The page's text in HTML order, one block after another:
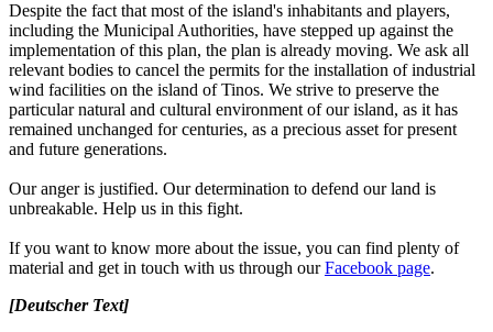
Despite the fact that most of the island's inhabitants and players,
including the Municipal Authorities, have stepped up against the
implementation of this plan, the plan is already moving. We ask all
relevant bodies to cancel the permits for the installation of industrial
wind facilities on the island of Tinos. We strive to preserve the
particular natural and cultural environment of our island, as it has
remained unchanged for centuries, as a precious asset for present
and future generations.
Our anger is justified. Our determination to defend our land is
unbreakable. Help us in this fight.
If you want to know more about the issue, you can find plenty of
material and get in touch with us through ourFacebook page.
[Deutscher Text]